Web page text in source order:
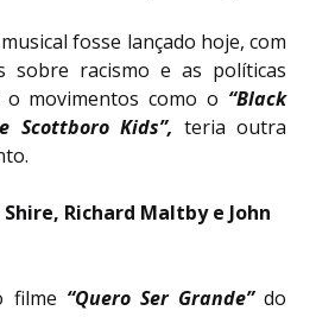
fosse lançado hoje, com
sobre racismo e as políticas
o movimentos como o “Black
Scottboro Kids”, teria outra
Richard Maltby e John
filme “Quero Ser Grande” do